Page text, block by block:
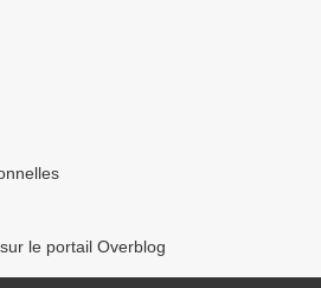
le portail Overblog